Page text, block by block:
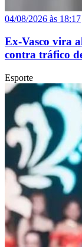
04/08/2026 às 18:17
Ex-Vasco vira
contra tráfico
Esporte